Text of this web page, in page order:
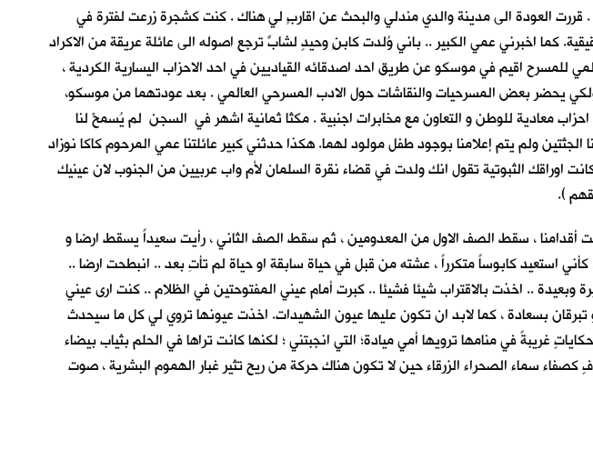
العودة الى مدينة والدي مندلي والبحث عن اقاربٍ لي هناك . كنت كشجرة زرعت لفترة في
كما اخبرني عمي الكبير .. باني وُلدت كابنٍ وحيدٍ لشابٍّ ترجع اصوله الى عائلة عريقة من الاكراد
للمسرح اقيم في موسكو عن طريق احد اصدقائه القياديين في احد الاحزاب اليسارية الكردية ،
يحضر بعض المسرحيات والنقاشات حول الادب المسرحي العالمي . بعد عودتهما من موسكو،
معادية للوطن و التعاون مع مخابرات اجنبية . مكثا ثمانية اشهر في السجن لم يُسمحْ لنا
ولم يتم إعلامنا بوجود طفل مولود لهما. هكذا حدثني كبير عائلتنا عمي المرحوم كاكا نوزاد
اوراقك الثبوتية تقول انك ولدت في قضاء نقرة السلمان لأم واب عربيين من الجنوب لان عينيك
).
، سقط الصف الاول من المعدومين ، ثم سقط الصف الثاني ، رأيت سعيداً يسقط ارضا و
استعيد كابوساً متكرراً ، عشته من قبل في حياة سابقة او حياة لم تأتِ بعد .. انبطحت ارضا ..
.. اخذت بالاقتراب شيئا فشيئا .. كبرت أمام عيني المفتوحتين في الظلام .. كنت ارى عيني
و تبرقان بسعادة ، كما لابد ان تكون عليها عيون الشهيدات. اخذت عيونها تروي لي كل ما سيحدث
غريبةً في منامها ترويها أمي ميادة؛ التي انجبتني ؛ لكنها كانت تراها في الحلم بثياب بيضاء
سماء الصحراء الزرقاء حين لا تكون هناك حركة من ريح تثير غبار الهموم البشرية ، صوت